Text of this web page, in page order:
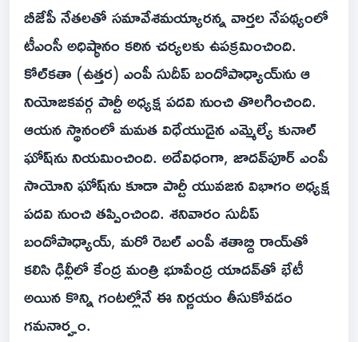
బీజేపీ నేతలతో సమావేశమయ్యారన్న వార్తల నేపథ్యంలో
టీఎంసీ అధిష్ఠానం కఠిన చర్యలకు ఉపక్రమించింది.
కోల్‌కతా (ఉత్తర) ఎంపీ సుదీప్ బందోపాధ్యాయ్‌ను ఆ
నియోజకవర్గ పార్టీ అధ్యక్ష పదవి నుంచి తొలగించింది.
ఆయన స్థానంలో మమత విధేయుడైన ఎమ్మెల్యే కునాల్
ఘోష్‌ను నియమించింది. అదేవిధంగా, జాదవ్‌పూర్ ఎంపీ
సాయోని ఘోష్‌ను కూడా పార్టీ యువజన విభాగం అధ్యక్ష
పదవి నుంచి తప్పించింది. శనివారం సుదీప్
బందోపాధ్యాయ్, మరో రెబల్ ఎంపీ శతాబ్ది రాయ్‌తో
కలిసి ఢిల్లీలో కేంద్ర మంత్రి భూపేంద్ర యాదవ్‌తో భేటీ
అయిన కొన్ని గంటల్లోనే ఈ నిర్ణయం తీసుకోవడం
గమనార్హం.